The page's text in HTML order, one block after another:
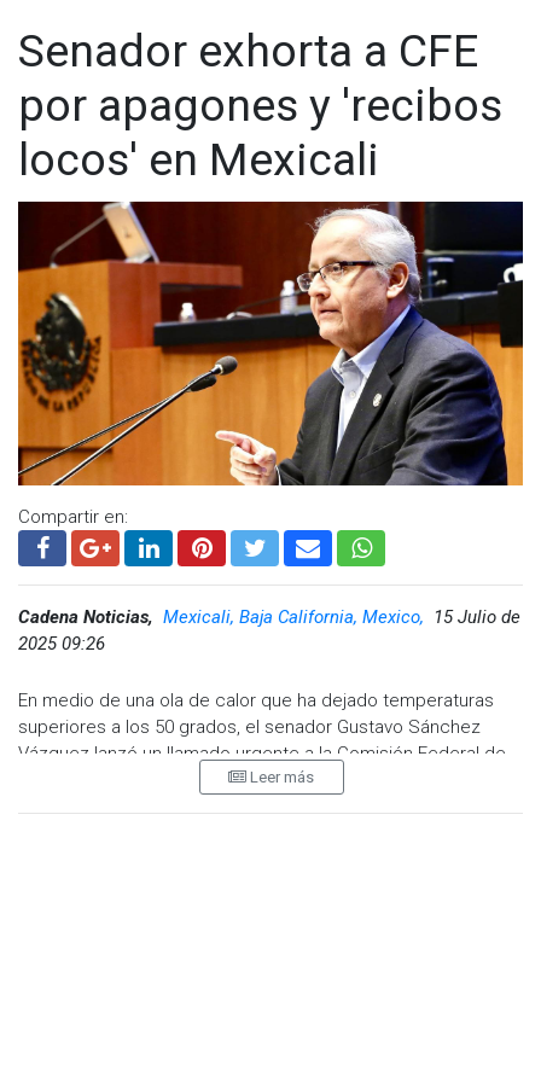
Senador exhorta a CFE
por apagones y 'recibos
locos' en Mexicali
Compartir en:
Cadena Noticias, Mexicali, Baja California, Mexico,
15 Julio de
2025 09:26
En medio de una ola de calor que ha dejado temperaturas
superiores a los 50 grados, el senador Gustavo Sánchez
Vázquez lanzó un llamado urgente a la Comisión Federal de
Electricidad (CFE) para resolver los apagones constantes y
Leer más